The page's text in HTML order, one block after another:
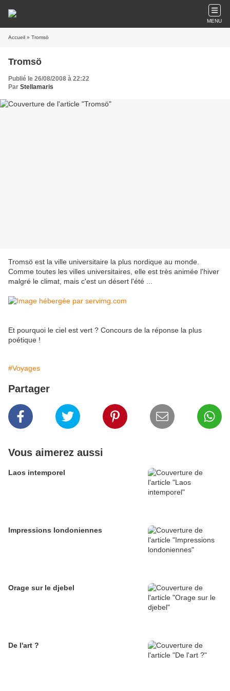
MENU
Accueil » Tromsö
Tromsö
Publié le 26/08/2008 à 22:22
Par Stellamaris
Tromsö est la ville universitaire la plus nordique au monde.
Comme toutes les villes universitaires, elle est très animée l'hiver
malgré le climat, mais c'est un désert l'été ...
Et pourquoi le ciel est vert ? Concours de la réponse la plus
poétique !
#Voyages
Partager
Vous aimerez aussi
Laos intemporel
Impressions londoniennes
Orage sur le djebel
De l'art ?